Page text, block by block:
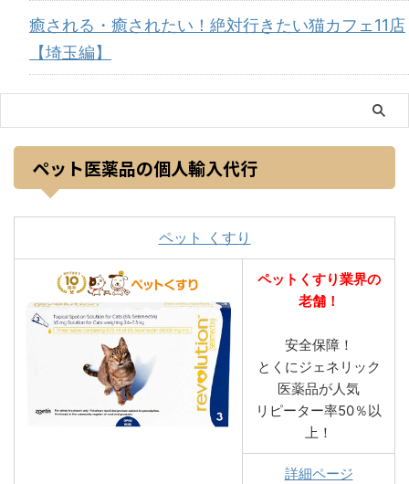
癒される・癒されたい！絶対行きたい猫カフェ11店
【埼玉編】
ペット医薬品の個人輸入代行
ペット くすり
ペットくすり業界の
老舗！
安全保障！
とくにジェネリック
医薬品が人気
リピーター率50％以
上！
詳細ページ